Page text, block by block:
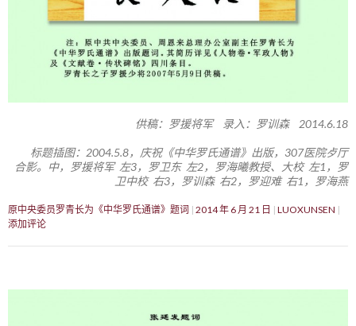
供稿：罗援将军 录入：罗训森 2014.6.18
标题插图：2004.5.8，庆祝《中华罗氏通谱》出版，307医院歺厅
合影。中，罗援将军 左3，罗卫东 左2，罗海曦教授、大校 左1，罗
卫中校 右3，罗训森 右2，罗迎难 右1，罗海燕
原中央委员罗青长为《中华罗氏通谱》题词 2014 年 6 月 21 日
LUOXUNSEN
添加评论